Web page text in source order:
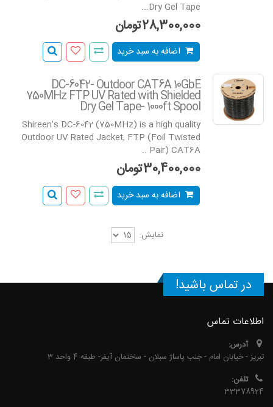
Dry Gel Tape...
28,300,000تومان
اضافه به سبد خرید
DC-6042- Outdoor CAT6A 10GbE
750MHz FTP UV Rated with Shielded
Dry Gel Tape- 1000ft Spool
Shireen's DC-6042 (750MHz) is a high quality
Outdoor UV Rated Jacket, FTP (Foil Twisted
Pair) CAT6A ..
30,400,000تومان
اضافه به سبد خرید
نمایش:
در تماس باشید!
اطلاعات تماس
آدرس:
تبریز - خیابان امام - جنب پاساژ سبلان - ساختمان آیفر- طبقه 4 واحد 3
تلفن:
33378924